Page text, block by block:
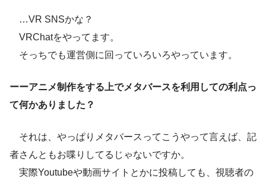
…VR SNSかな？
VRChatをやってます。
そっちでも運営側に回っていろいろやっています。
ーーアニメ制作をする上でメタバースを利用しての利点っ
て何かありました？
それは、やっぱりメタバースってこうやって言えば、記
者さんともお喋りしてるじゃないですか。
実際Youtubeや動画サイトとかに投稿しても、視聴者の